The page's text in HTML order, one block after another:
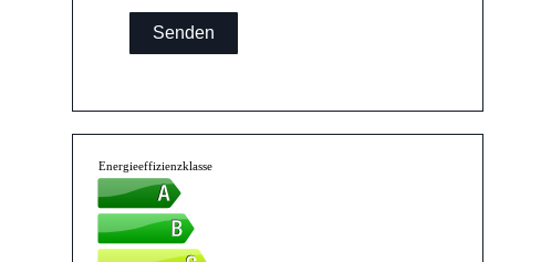
Senden
Energieeffizienzklasse